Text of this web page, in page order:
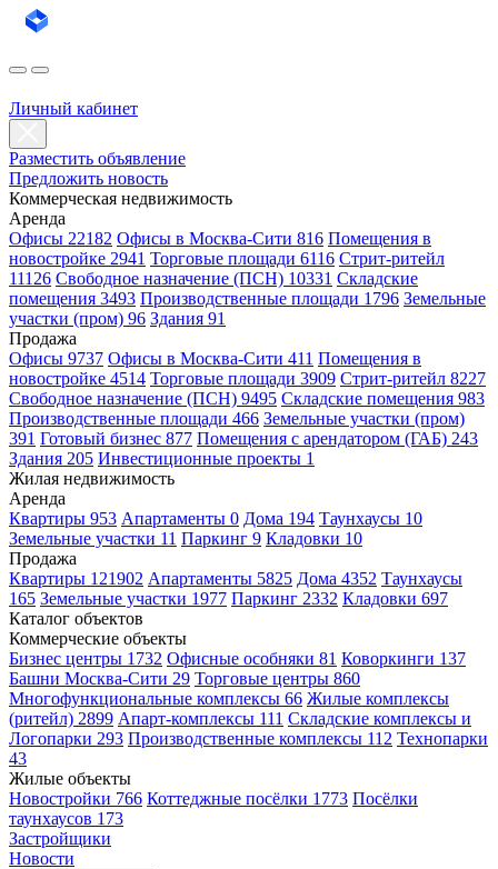
Личный кабинет
Разместить объявление
Предложить новость
Коммерческая недвижимость
Аренда
Офисы 22182 Офисы в Москва-Сити 816 Помещения в
новостройке 2941 Торговые площади 6116 Стрит-ритейл
11126 Свободное назначение (ПСН) 10331 Складские
помещения 3493 Производственные площади 1796 Земельные
участки (пром) 96 Здания 91
Продажа
Офисы 9737 Офисы в Москва-Сити 411 Помещения в
новостройке 4514 Торговые площади 3909 Стрит-ритейл 8227
Свободное назначение (ПСН) 9495 Складские помещения 983
Производственные площади 466 Земельные участки (пром)
391 Готовый бизнес 877 Помещения с арендатором (ГАБ) 243
Здания 205 Инвестиционные проекты 1
Жилая недвижимость
Аренда
Квартиры 953 Апартаменты 0 Дома 194 Таунхаусы 10
Земельные участки 11 Паркинг 9 Кладовки 10
Продажа
Квартиры 121902 Апартаменты 5825 Дома 4352 Таунхаусы
165 Земельные участки 1977 Паркинг 2332 Кладовки 697
Каталог объектов
Коммерческие объекты
Бизнес центры 1732 Офисные особняки 81 Коворкинги 137
Башни Москва-Сити 29 Торговые центры 860
Многофункциональные комплексы 66 Жилые комплексы
(ритейл) 2899 Апарт-комплексы 111 Складские комплексы и
Логопарки 293 Производственные комплексы 112 Технопарки
43
Жилые объекты
Новостройки 766 Коттеджные посёлки 1773 Посёлки
таунхаусов 173
Застройщики
Новости